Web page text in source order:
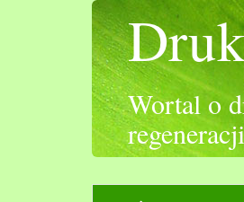
Wortal o